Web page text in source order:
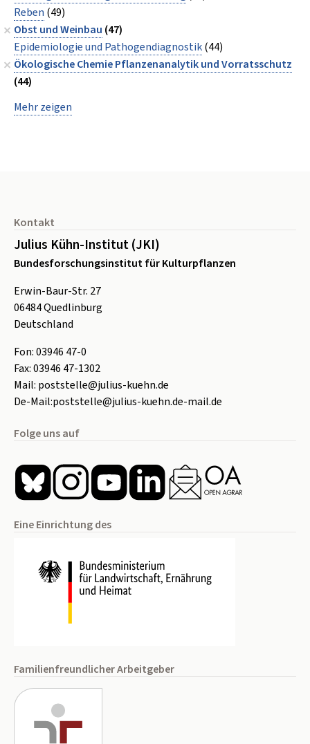
Reben (49)
Obst und Weinbau (47)
Epidemiologie und Pathogendiagnostik(44)
Ökologische Chemie Pflanzenanalytik und Vorratsschutz
(44)
Mehr zeigen
Kontakt
Julius Kühn-Institut (JKI)
Bundesforschungsinstitut für Kulturpflanzen
Erwin-Baur-Str. 27
06484Quedlinburg
Deutschland
Fon:03946 47-0
Fax:03946 47-1302
Mail: poststelle@julius-kuehn.de
De-Mail:poststelle@julius-kuehn.de-mail.de
Folge uns auf
Eine Einrichtung des
Familienfreundlicher Arbeitgeber